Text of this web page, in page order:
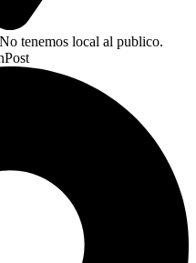
tenemos local al publico.